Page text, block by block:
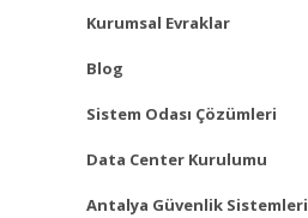
Kurumsal Evraklar
Blog
Sistem Odası Çözümleri
Data Center Kurulumu
Antalya Güvenlik Sistemleri